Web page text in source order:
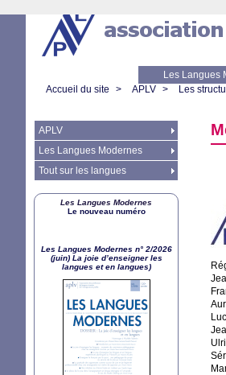
Les Langues
Accueil du site > APLV > Les
Luc
APLV
Les Langues Modernes
Tout sur les langues
Les Langues Modernes
Le nouveau numéro
Les Langues Modernes n° 2/2026
(juin) La joie d’enseigner les
langues et en langues)